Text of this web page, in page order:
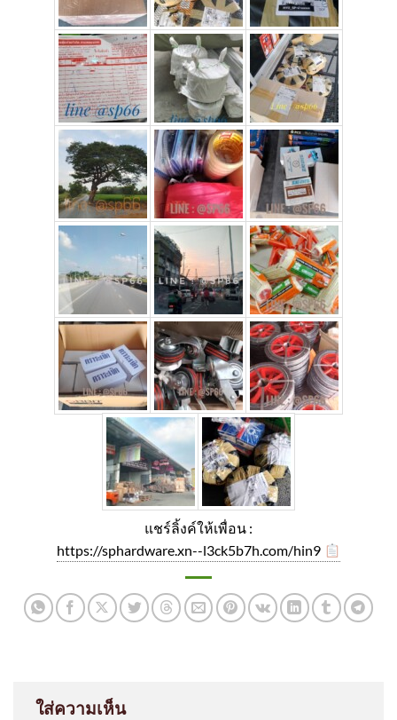
แชร์ลิ้งค์ให้เพื่อน :
https://sphardware.xn--l3ck5b7h.com/hin9
ใส่ความเห็น